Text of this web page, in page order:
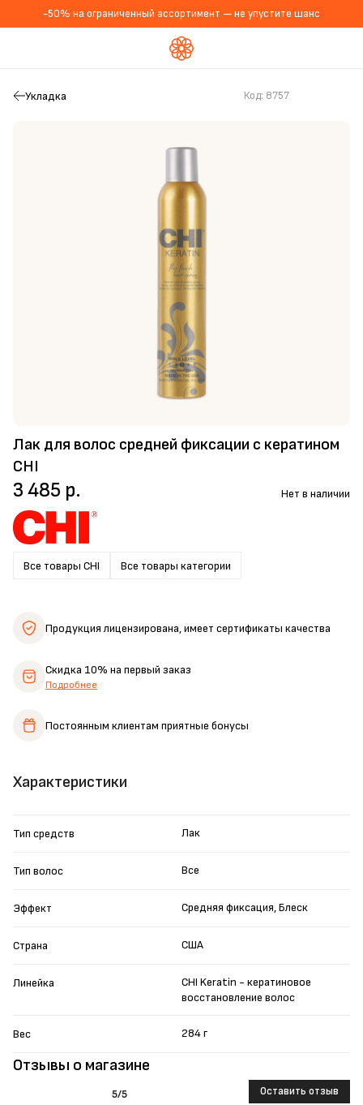
-50% на ограниченный ассортимент — не упустите шанс
Укладка
Лак для волос средней фиксации с кератином
CHI
Код: 8757
Все товары CHI Все товары категории
3 485 р. Нет в наличии
Отзывы о магазине
5/5 Оставить отзыв
Характеристики
Тип средств Лак
Тип волос Все
Эффект Средняя фиксация, Блеск
Страна США
Линейка
CHI Keratin - кератиновое
восстановление волос
Вес 284 г
Продукция лицензирована,имеет сертификаты качества
Скидка 10% на первый заказ
Подробнее
Постоянным клиентам приятные бонусы